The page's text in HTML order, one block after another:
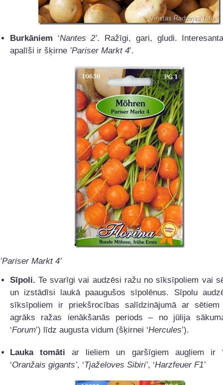
Burkāniem ‘Nantes 2’. Ražīgi, gari, gludi.
apalīši ir šķirne ’Pariser Markt 4’.
’Pariser Markt 4’
Sīpoli. Te svarīgi vai audzēsi ražu no sīksīpoliem vai
un izstādīsi laukā paaugušos sīpolēnus. Sīpolu
sīksīpoliem ir priekšrocības salīdzinājumā ar sētiem
agrāks ražas ienākšanās periods – no jūlija
‘Forum’) līdz augusta vidum (šķirnei ‘Hercules’).
Lauka tomāti ar lieliem un garšīgiem augļiem ir
‘Oranžais gigants’, ‘Tjaželoves Sibiri’, ‘Harzfeuer F1’